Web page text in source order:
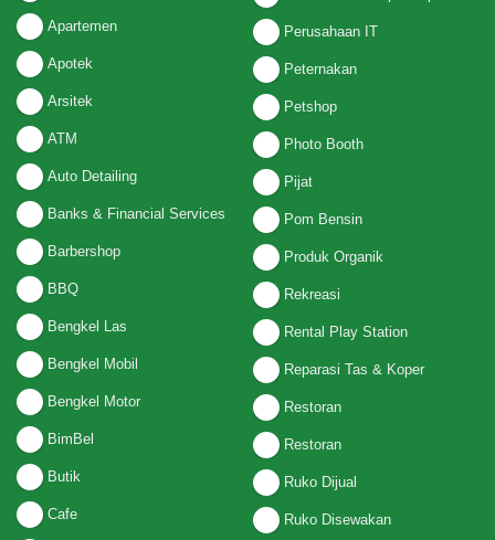
Apartemen
Apotek
Arsitek
ATM
Auto Detailing
Banks & Financial Services
Barbershop
BBQ
Bengkel Las
Bengkel Mobil
Bengkel Motor
BimBel
Butik
Cafe
Perusahaan IT
Peternakan
Petshop
Photo Booth
Pijat
Pom Bensin
Produk Organik
Rekreasi
Rental Play Station
Reparasi Tas & Koper
Restoran
Restoran
Ruko Dijual
Ruko Disewakan